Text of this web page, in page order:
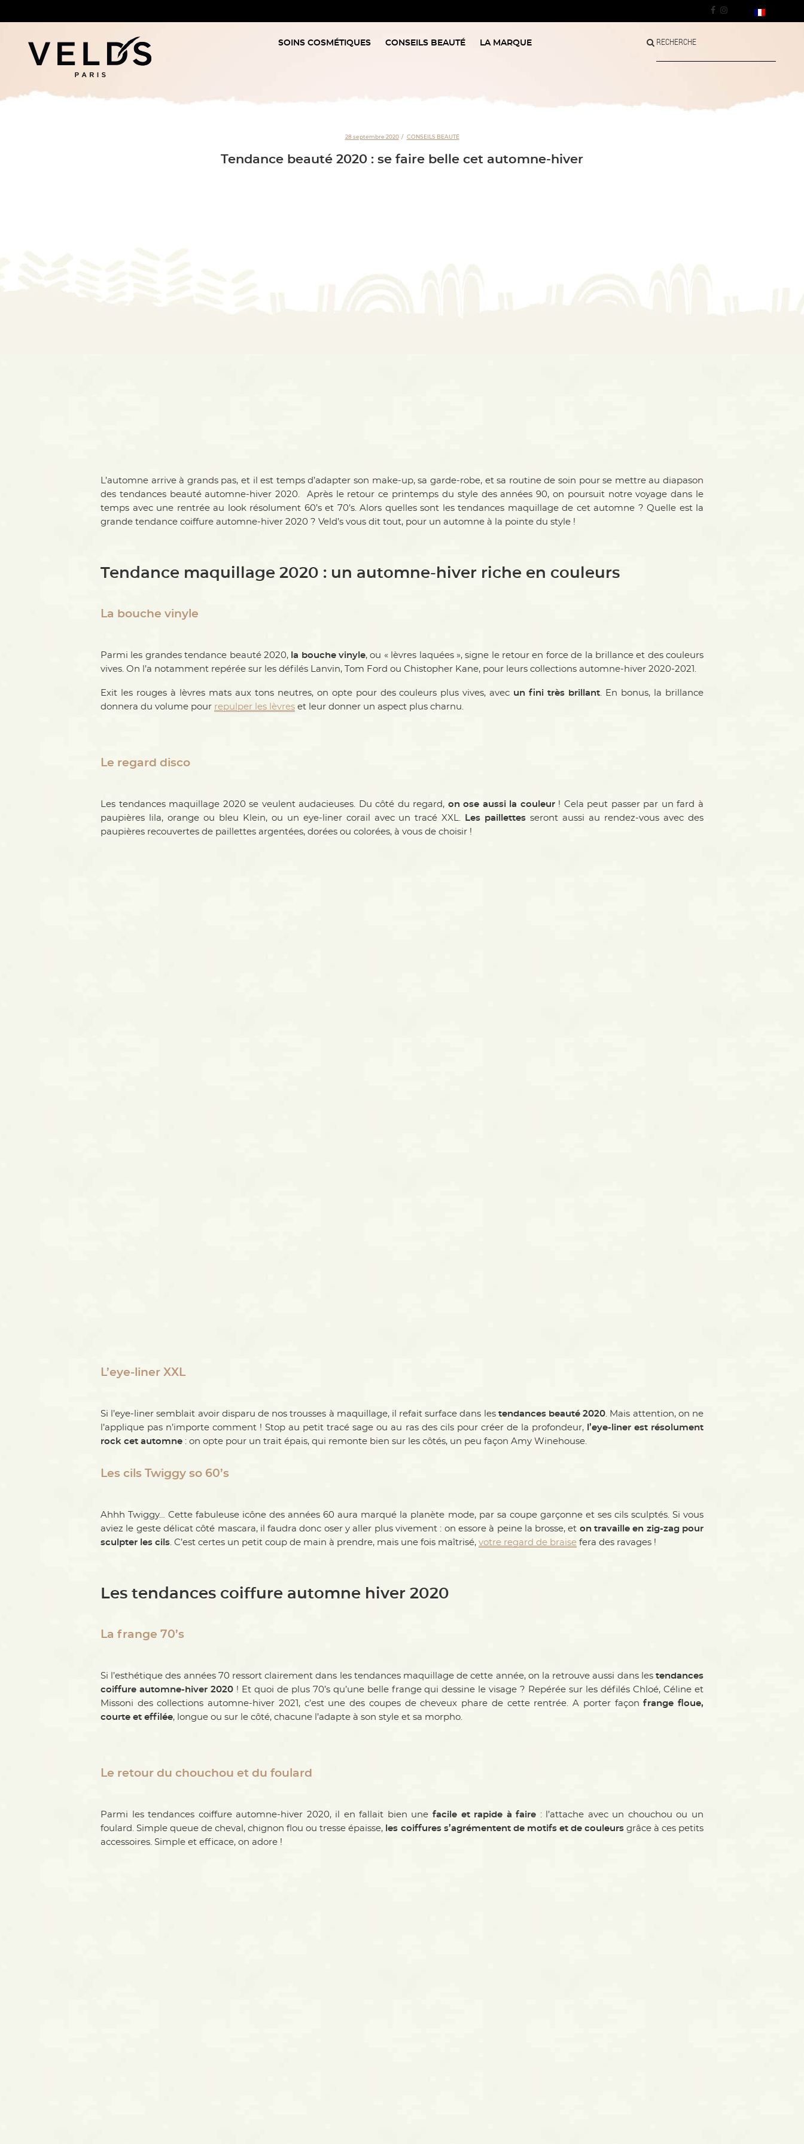
SOINS COSMÉTIQUES CONSEILS BEAUTÉ LA MARQUE RECHERCHE
28 septembre 2020 CONSEILS BEAUTÉ
Tendance beauté 2020 : se faire belle cet automne-hiver
L’automne arrive à grands pas, et il est temps d’adapter son make-up, sa garde-robe, et sa routine de soin pour se mettre au diapason
des tendances beauté automne-hiver 2020. Après le retour ce printemps du style des années 90, on poursuit notre voyage dans le
temps avec une rentrée au look résolument 60’s et 70’s. Alors quelles sont les tendances maquillage de cet automne ? Quelle est la
grande tendance coiffure automne-hiver 2020 ? Veld’s vous dit tout, pour un automne à la pointe du style !
Tendance maquillage 2020 : un automne-hiver riche en couleurs
La bouche vinyle
Parmi les grandes tendance beauté 2020, la bouche vinyle, ou « lèvres laquées », signe le retour en force de la brillance et des couleurs
vives. On l’a notamment repérée sur les défilés Lanvin, Tom Ford ou Chistopher Kane, pour leurs collections automne-hiver 2020-2021.
Exit les rouges à lèvres mats aux tons neutres, on opte pour des couleurs plus vives, avec un fini très brillant. En bonus, la brillance
donnera du volume pour repulper les lèvres et leur donner un aspect plus charnu.
Le regard disco
Les tendances maquillage 2020 se veulent audacieuses. Du côté du regard, on ose aussi la couleur! Cela peut passer par un fard à
paupières lila, orange ou bleu Klein, ou un eye-liner corail avec un tracé XXL.
Les paillettes seront aussi au rendez-vous avec des
paupières recouvertes de paillettes argentées, dorées ou colorées, à vous de choisir !
L’eye-liner XXL
Si l’eye-liner semblait avoir disparu de nos trousses à maquillage, il refait surface dans les tendances beauté 2020. Mais attention, on ne
l’applique pas n’importe comment ! Stop au petit tracé sage ou au ras des cils pour créer de la profondeur, l’eye-liner est résolument
rock cet automne : on opte pour un trait épais, qui remonte bien sur les côtés, un peu façon Amy Winehouse.
Les cils Twiggy so 60’s
Ahhh Twiggy… Cette fabuleuse icône des années 60 aura marqué la planète mode, par sa coupe garçonne et ses cils sculptés. Si vous
aviez le geste délicat côté mascara, il faudra donc oser y aller plus vivement : on essore à peine la brosse, et on travaille en zig-zag pour
sculpter les cils. C’est certes un petit coup de main à prendre, mais une fois maîtrisé, votre regard de braise fera des ravages !
Les tendances coiffure automne hiver 2020
La frange 70’s
Si l’esthétique des années 70 ressort clairement dans les tendances maquillage de cette année, on la retrouve aussi dans les tendances
coiffure automne-hiver 2020! Et quoi de plus 70’s qu’une belle frange qui dessine le visage ? Repérée sur les défilés Chloé, Céline et
Missoni des collections automne-hiver 2021, c’est une des coupes de cheveux phare de cette rentrée. A porter façonfrange floue,
courte et effilée, longue ou sur le côté, chacune l’adapte à son style et sa morpho.
Le retour du chouchou et du foulard
Parmi les tendances coiffure automne-hiver 2020, il en fallait bien une facile et rapide à faire : l’attache avec un chouchou ou un
foulard. Simple queue de cheval, chignon flou ou tresse épaisse, les coiffures s’agrémentent de motifs et de couleursgrâce à ces petits
accessoires. Simple et efficace, on adore !